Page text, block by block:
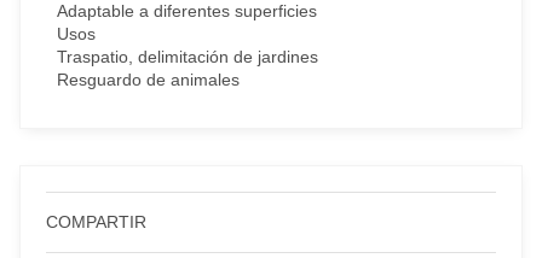
Adaptable a diferentes superficies
Usos
Traspatio, delimitación de jardines
Resguardo de animales
COMPARTIR